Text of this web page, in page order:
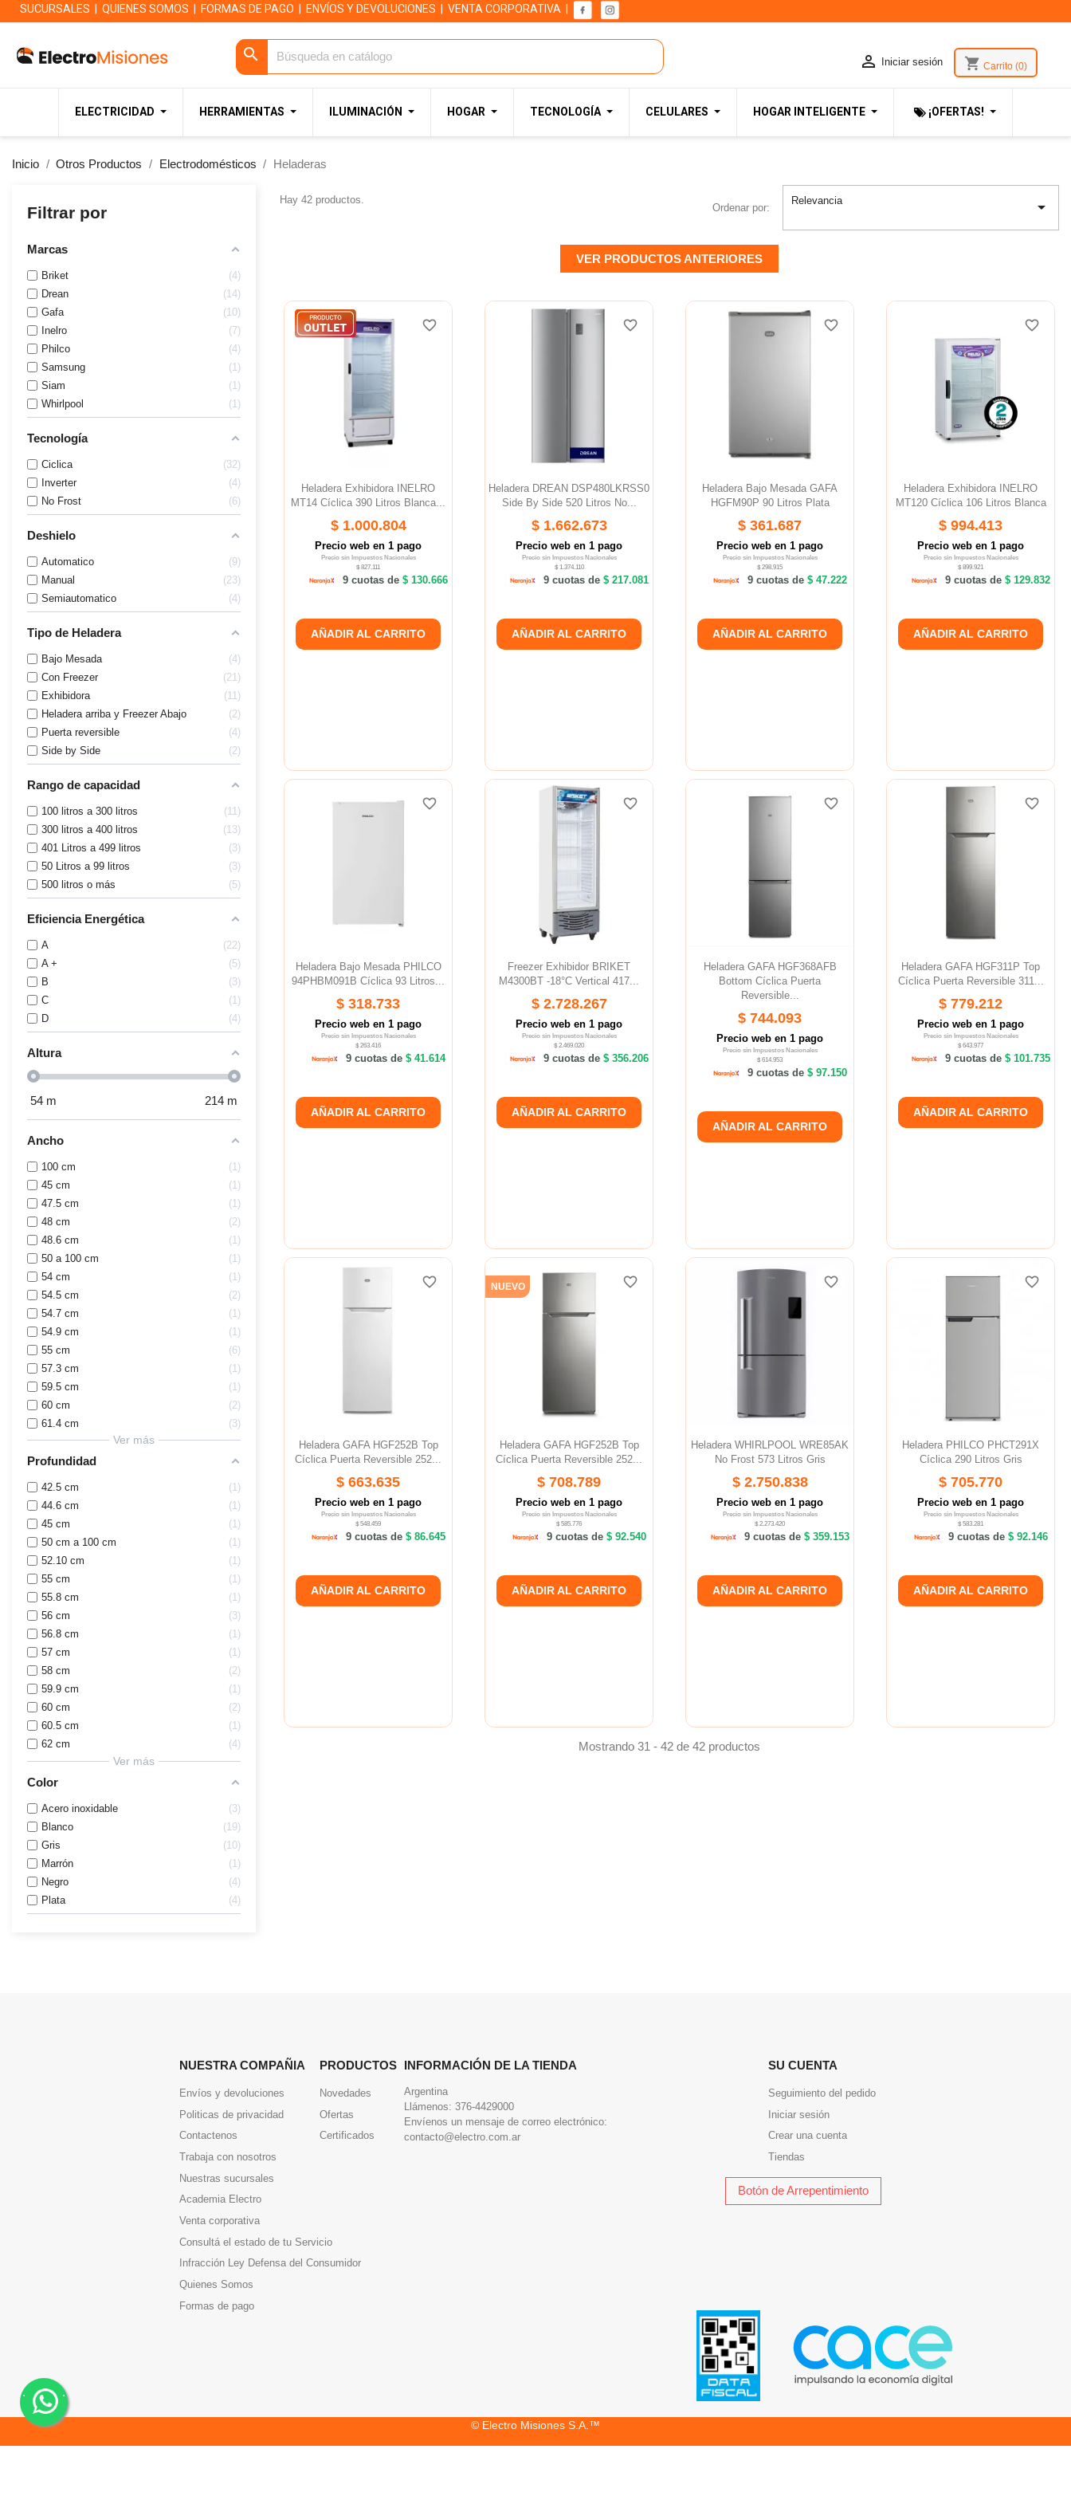
SUCURSALES QUIENES SOMOS FORMAS DE PAGO ENVÍOS Y DEVOLUCIONES VENTA CORPORATIVA
 Iniciar sesión shopping_cart Carrito (0)
search
ELECTRICIDAD HERRAMIENTAS ILUMINACIÓN HOGAR TECNOLOGÍA CELULARES HOGAR INTELIGENTE ¡OFERTAS!
Inicio Otros Productos Electrodomésticos Heladeras
Filtrar por
Marcas
Briket
4
Drean
14
Gafa
10
Inelro
7
Philco
4
Samsung
1
Siam
1
Whirlpool
1
Tecnología
Ciclica
32
Inverter
4
No Frost
6
Deshielo
Automatico
9
Manual
23
Semiautomatico
4
Tipo de Heladera
Bajo Mesada
4
Con Freezer
21
Exhibidora
11
Heladera arriba y Freezer Abajo
2
Puerta reversible
4
Side by Side
2
Rango de capacidad
100 litros a 300 litros
11
300 litros a 400 litros
13
401 Litros a 499 litros
3
50 Litros a 99 litros
3
500 litros o más
5
Eficiencia Energética
A
22
A +
5
B
3
C
1
D
4
Altura
54m 214 m
Ancho
100 cm
1
45 cm
1
47.5 cm
1
48 cm
2
48.6 cm
1
50 a 100 cm
1
54 cm
1
54.5 cm
2
54.7 cm
1
54.9 cm
1
55 cm
6
57.3 cm
1
59.5 cm
1
60 cm
2
61.4 cm
3
Ver más
Profundidad
42.5 cm
1
44.6 cm
1
45 cm
1
50 cm a 100 cm
1
52.10 cm
1
55 cm
1
55.8 cm
1
56 cm
3
56.8 cm
1
57 cm
1
58 cm
2
59.9 cm
1
60 cm
2
60.5 cm
1
62 cm
4
Ver más
Color
Acero inoxidable
3
Blanco
19
Gris
10
Marrón
1
Negro
4
Plata
4
Hay 42 productos.
Ordenar por:
Relevancia 
VER PRODUCTOS ANTERIORES
Heladera Exhibidora INELRO
MT14 Cíclica 390 Litros Blanca...
$ 1.000.804
Precio web en 1 pago
Precio sin Impuestos Nacionales
$ 827.111
9 cuotas de$ 130.666
AÑADIR AL CARRITO
favorite_border
favorite_border
Heladera DREAN DSP480LKRSS0
Side By Side 520 Litros No...
$ 1.662.673
Precio web en 1 pago
Precio sin Impuestos Nacionales
$ 1.374.110
9 cuotas de$ 217.081
AÑADIR AL CARRITO
favorite_border
favorite_border
Heladera Bajo Mesada GAFA
HGFM90P 90 Litros Plata
$ 361.687
Precio web en 1 pago
Precio sin Impuestos Nacionales
$ 298.915
9 cuotas de $ 47.222
AÑADIR AL CARRITO
favorite_border
favorite_border
Heladera Exhibidora INELRO
MT120 Cíclica 106 Litros Blanca
$ 994.413
Precio web en 1 pago
Precio sin Impuestos Nacionales
$ 899.921
9 cuotas de$ 129.832
AÑADIR AL CARRITO
favorite_border
favorite_border
Heladera Bajo Mesada PHILCO
94PHBM091B Cíclica 93 Litros...
$ 318.733
Precio web en 1 pago
Precio sin Impuestos Nacionales
$ 263.416
9 cuotas de $ 41.614
AÑADIR AL CARRITO
favorite_border
favorite_border
Freezer Exhibidor BRIKET
M4300BT -18°C Vertical 417...
$ 2.728.267
Precio web en 1 pago
Precio sin Impuestos Nacionales
$ 2.469.020
9 cuotas de$ 356.206
AÑADIR AL CARRITO
favorite_border
favorite_border
Heladera GAFA HGF368AFB
Bottom Cíclica Puerta
Reversible...
$ 744.093
Precio web en 1 pago
Precio sin Impuestos Nacionales
$ 614.953
9 cuotas de $ 97.150
AÑADIR AL CARRITO
favorite_border
favorite_border
Heladera GAFA HGF311P Top
Cíclica Puerta Reversible 311...
$ 779.212
Precio web en 1 pago
Precio sin Impuestos Nacionales
$ 643.977
9 cuotas de$ 101.735
AÑADIR AL CARRITO
favorite_border
favorite_border
Heladera GAFA HGF252B Top
Cíclica Puerta Reversible 252...
$ 663.635
Precio web en 1 pago
Precio sin Impuestos Nacionales
$ 548.459
9 cuotas de $ 86.645
AÑADIR AL CARRITO
favorite_border
favorite_border
Heladera GAFA HGF252B Top
Cíclica Puerta Reversible 252...
$ 708.789
Precio web en 1 pago
Precio sin Impuestos Nacionales
$ 585.776
9 cuotas de $ 92.540
AÑADIR AL CARRITO
NUEVO favorite_border
favorite_border
Heladera WHIRLPOOL WRE85AK
No Frost 573 Litros Gris
$ 2.750.838
Precio web en 1 pago
Precio sin Impuestos Nacionales
$ 2.273.420
9 cuotas de$ 359.153
AÑADIR AL CARRITO
favorite_border
favorite_border
Heladera PHILCO PHCT291X
Cíclica 290 Litros Gris
$ 705.770
Precio web en 1 pago
Precio sin Impuestos Nacionales
$ 583.281
9 cuotas de $ 92.146
AÑADIR AL CARRITO
favorite_border
favorite_border
Mostrando 31 - 42 de 42 productos
NUESTRA COMPAÑIA
Envíos y devoluciones
Politicas de privacidad
Contactenos
Trabaja con nosotros
Nuestras sucursales
Academia Electro
Venta corporativa
Consultá el estado de tu Servicio
Infracción Ley Defensa del Consumidor
Quienes Somos
Formas de pago
PRODUCTOS
Novedades
Ofertas
Certificados
INFORMACIÓN DE LA TIENDA
Argentina
Llámenos: 376-4429000
Envíenos un mensaje de correo electrónico:
contacto@electro.com.ar
SU CUENTA
Seguimiento del pedido
Iniciar sesión
Crear una cuenta
Tiendas
Botón de Arrepentimiento
© Electro Misiones S.A.™
. .